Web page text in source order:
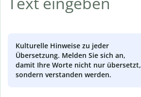
Kulturelle Hinweise zu jeder
Übersetzung. Melden Sie sich an,
damit Ihre Worte nicht nur übersetzt,
sondern verstanden werden.